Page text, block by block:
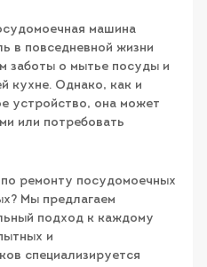
машина
в повседневной жизни
заботы о мытье посуды и
кухне. Однако, как и
устройство, она может
или потребовать
ремонту посудомоечных
Мы предлагаем
подход к каждому
и
специализируется